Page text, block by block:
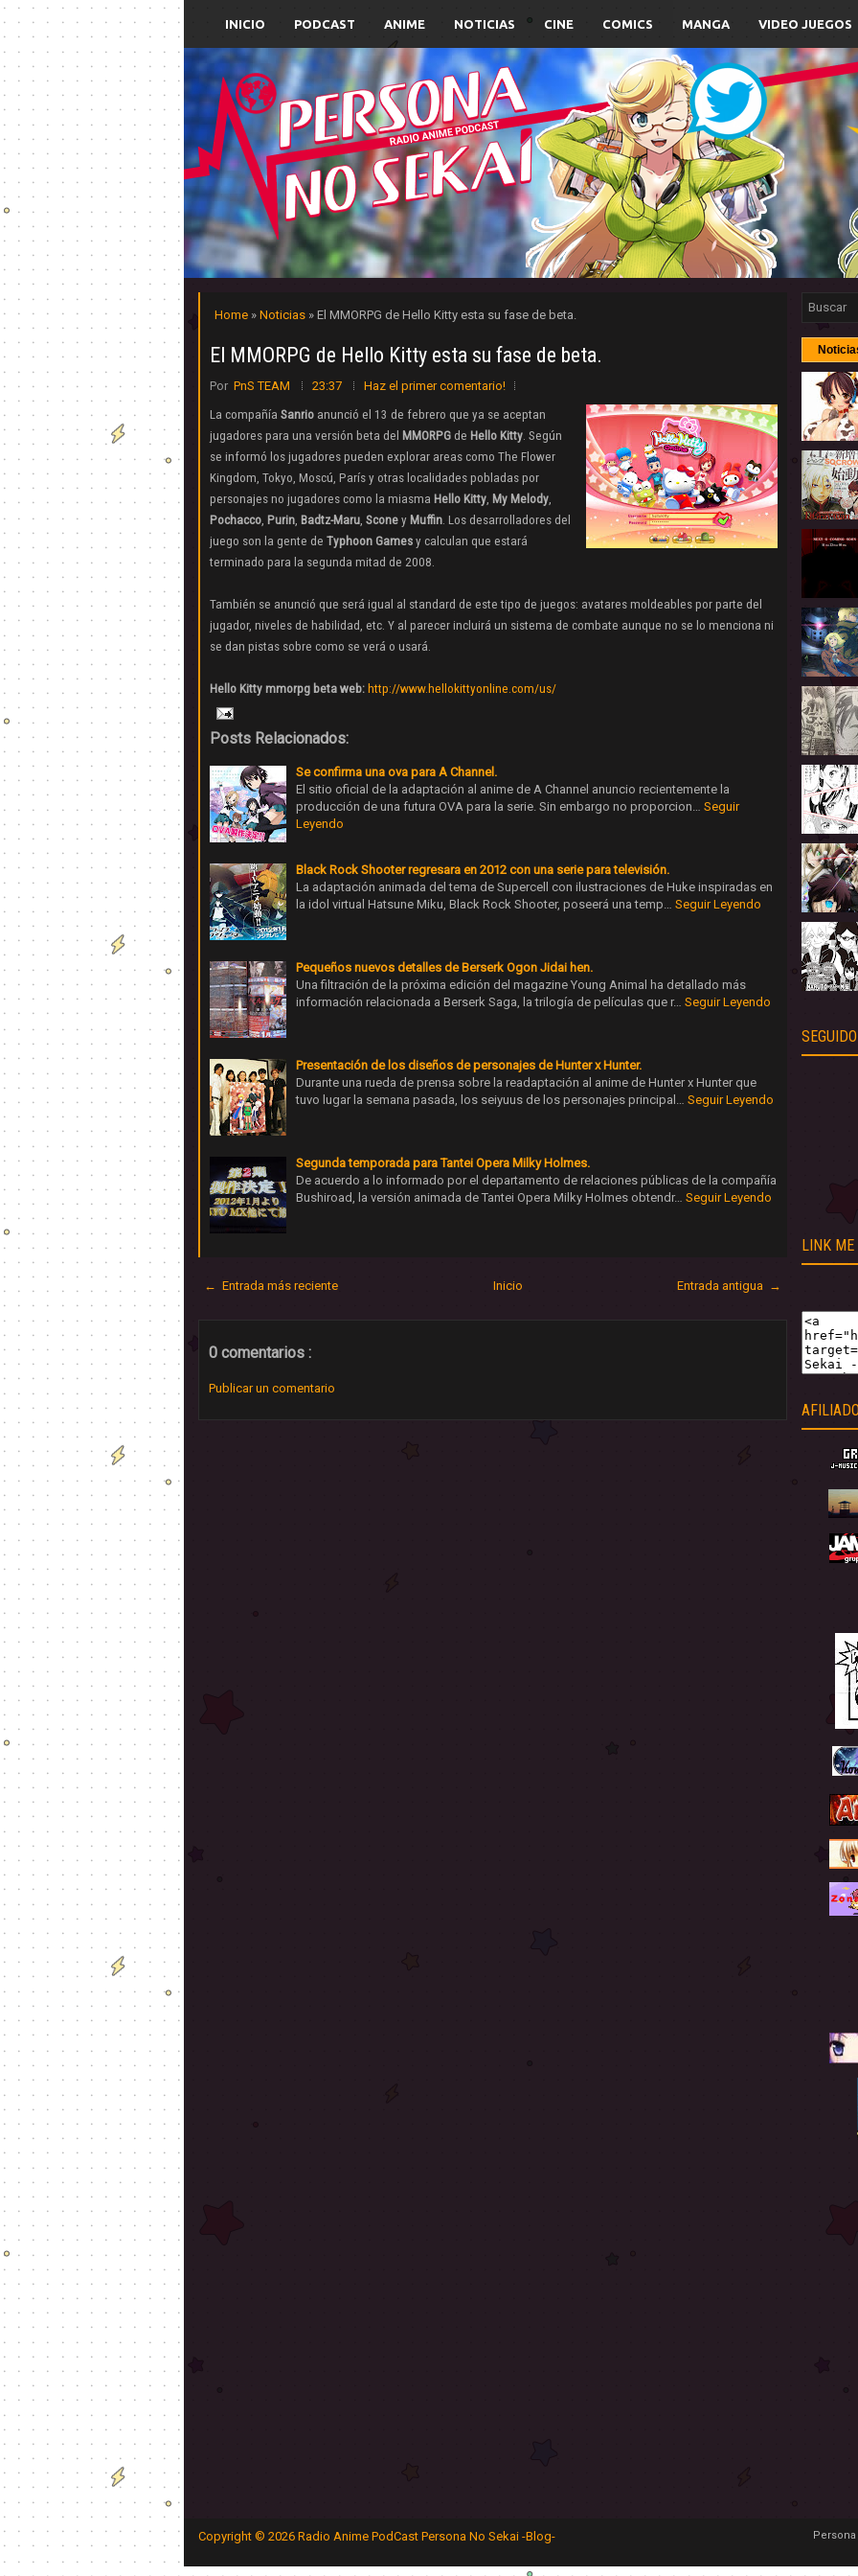
INICIO PODCAST ANIME NOTICIAS CINE COMICS MANGA VIDEO JUEGOS
Home » Noticias » El MMORPG de Hello Kitty esta su fase de beta.
El MMORPG de Hello Kitty esta su fase de beta.
Por PnS TEAM 23:37
Haz el primer comentario!
La compañía Sanrio anunció el 13 de febrero que ya se aceptan
jugadores para una versión beta del MMORPG de Hello Kitty. Según
se informó los jugadores pueden explorar areas como The Flower
Kingdom, Tokyo, Moscú, París y otras localidades pobladas por
personajes no jugadores como la miasma Hello Kitty, My Melody,
Pochacco, Purin, Badtz-Maru, Scone y Muffin. Los desarrolladores del
juego son la gente de Typhoon Games y calculan que estará
terminado para la segunda mitad de 2008.
También se anunció que será igual al standard de este tipo de juegos: avatares moldeables por parte del
jugador, niveles de habilidad, etc. Y al parecer incluirá un sistema de combate aunque no se lo menciona ni
se dan pistas sobre como se verá o usará.
Hello Kitty mmorpg beta web: http://www.hellokittyonline.com/us/
Posts Relacionados:
Se confirma una ova para A Channel.
El sitio oficial de la adaptación al anime de A Channel anuncio recientemente la
producción de una futura OVA para la serie. Sin embargo no proporcion… Seguir
Leyendo
Black Rock Shooter regresara en 2012 con una serie para televisión.
La adaptación animada del tema de Supercell con ilustraciones de Huke inspiradas en
la idol virtual Hatsune Miku, Black Rock Shooter, poseerá una temp… Seguir Leyendo
Pequeños nuevos detalles de Berserk Ogon Jidai hen.
Una filtración de la próxima edición del magazine Young Animal ha detallado más
información relacionada a Berserk Saga, la trilogía de películas que r… Seguir Leyendo
Presentación de los diseños de personajes de Hunter x Hunter.
Durante una rueda de prensa sobre la readaptación al anime de Hunter x Hunter que
tuvo lugar la semana pasada, los seiyuus de los personajes principal… Seguir Leyendo
Segunda temporada para Tantei Opera Milky Holmes.
De acuerdo a lo informado por el departamento de relaciones públicas de la compañía
Bushiroad, la versión animada de Tantei Opera Milky Holmes obtendr… Seguir Leyendo
← Entrada más reciente Entrada antigua →
Inicio
0 comentarios :
Publicar un comentario
LINK ME
Copyright © 2026 Radio Anime PodCast Persona No Sekai -Blog-